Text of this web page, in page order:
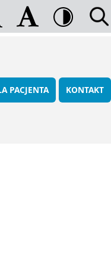
PACJENTA KONTAKT